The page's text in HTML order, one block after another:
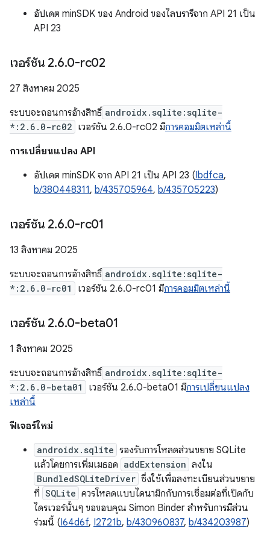
อัปเดต minSDK ของ Android ของไลบรารีจาก API 21 เป็น
API 23
เวอร์ชัน 2.6.0-rc02
27 สิงหาคม 2025
ระบบจะถอนการอ้างสิทธิ์ androidx.sqlite:sqlite-
*:2.6.0-rc02 เวอร์ชัน 2.6.0-rc02 มีการคอมมิตเหล่านี้
การเปลี่ยนแปลง API
อัปเดต minSDK จาก API 21 เป็น API 23 (Ibdfca,
b/380448311, b/435705964, b/435705223)
เวอร์ชัน 2.6.0-rc01
13 สิงหาคม 2025
ระบบจะถอนการอ้างสิทธิ์ androidx.sqlite:sqlite-
*:2.6.0-rc01
เวอร์ชัน 2.6.0-rc01 มีการคอมมิตเหล่านี้
เวอร์ชัน 2.6.0-beta01
1 สิงหาคม 2025
ระบบจะถอนการอ้างสิทธิ์ androidx.sqlite:sqlite-
*:2.6.0-beta01
เวอร์ชัน 2.6.0-beta01 มีการเปลี่ยนแปลง
เหล่านี้
ฟีเจอร์ใหม่
androidx.sqlite รองรับการโหลดส่วนขยาย SQLite
แล้วโดยการเพิ่มเมธอด addExtension ลงใน
BundledSQLiteDriver ซึ่งใช้เพื่อลงทะเบียนส่วนขยาย
ที่ SQLite ควรโหลดแบบไดนามิกกับการเชื่อมต่อที่เปิดกับ
ไดรเวอร์นั้นๆ ขอขอบคุณ Simon Binder สำหรับการมีส่วน
ร่วมนี้ (I64d6f, I2721b, b/430960837, b/434203987)